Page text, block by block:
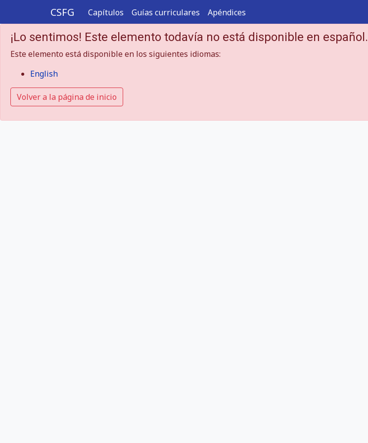
CSFG Capítulos Guías curriculares Apéndices
¡Lo sentimos! Este elemento todavía no está disponible en español.
Este elemento está disponible en los siguientes idiomas:
English
Volver a la página de inicio